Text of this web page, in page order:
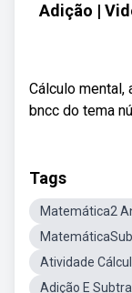
Adição |
Cálculo mental,
bncc do tema
Tags
Matemática2
Atividade
Adição E